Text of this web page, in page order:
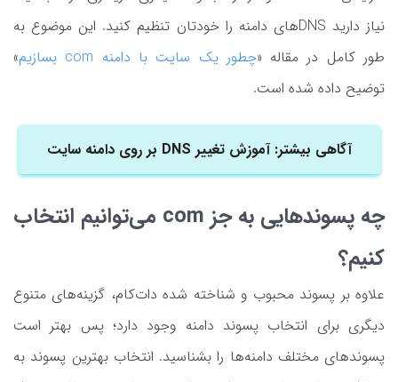
نیاز دارید DNSهای دامنه را خودتان تنظیم کنید. این موضوع به
طور کامل در مقاله «چطور یک سایت با دامنه com بسازیم
»
توضیح داده شده است.
آگاهی بیشتر: آموزش تغییر DNS بر روی دامنه سایت
چه پسوندهایی به جز com می‌توانیم انتخاب
کنیم؟
علاوه بر پسوند محبوب و شناخته شده دات‌کام، گزینه‌های متنوع
دیگری برای انتخاب پسوند دامنه وجود دارد؛ پس بهتر است
پسوندهای مختلف دامنه‌ها را بشناسید. انتخاب بهترین پسوند به